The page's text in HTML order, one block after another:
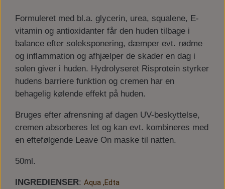
Formuleret med bl.a. glycerin, urea, squalene, E-
vitamin og antioxidanter får den huden tilbage i
balance efter soleksponering, dæmper evt. rødme
og inflammation og afhjælper de skader en dag i
solen giver i huden. Hydrolyseret Risprotein styrker
hudens barriere funktion og cremen har en
behagelig kølende effekt på huden.
Bruges efter afrensning af dagen UV-beskyttelse,
cremen absorberes let og kan evt. kombineres med
en eftefølgende Leave On maske til natten.
50ml.
INGREDIENSER: Aqua ,Edta